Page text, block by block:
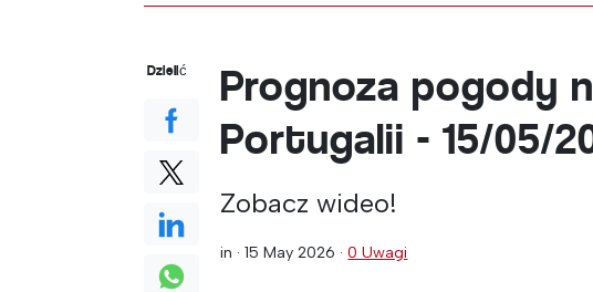
Prognoza pogody
Portugalii - 15/05/
Zobacz wideo!
in ·15 May 2026 ·0 Uwagi
Dzielić